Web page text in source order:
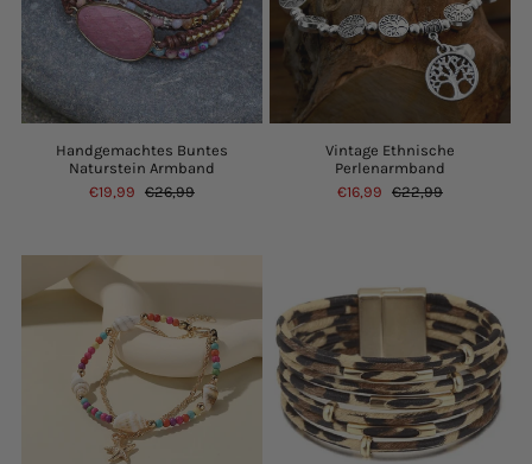
Handgemachtes Buntes
Naturstein Armband
€19,99 €26,99
Vintage Ethnische
Perlenarmband
€16,99
€22,99